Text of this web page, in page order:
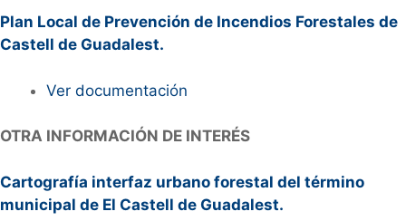
Plan Local de Prevención de Incendios Forestales de
Castell de Guadalest.
Ver documentación
OTRA INFORMACIÓN DE INTERÉS
Cartografía interfaz urbano forestal del término
municipal de El Castell de Guadalest.